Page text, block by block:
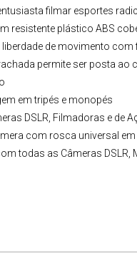
filmar esportes
resistente plástico ABS
de movimento
permite ser posta
em tripés e monopés
DSLR, Filmadoras e de
com rosca universal
todas as Câmeras